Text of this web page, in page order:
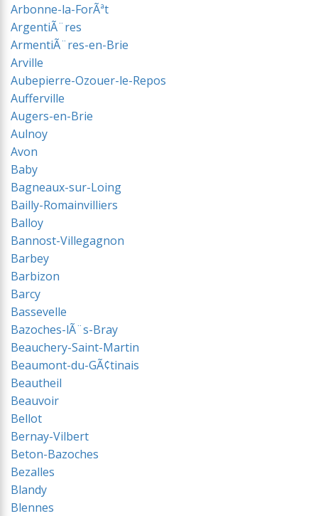
Arbonne-la-ForÃªt
ArgentiÃ¨res
ArmentiÃ¨res-en-Brie
Arville
Aubepierre-Ozouer-le-Repos
Aufferville
Augers-en-Brie
Aulnoy
Avon
Baby
Bagneaux-sur-Loing
Bailly-Romainvilliers
Balloy
Bannost-Villegagnon
Barbey
Barbizon
Barcy
Bassevelle
Bazoches-lÃ¨s-Bray
Beauchery-Saint-Martin
Beaumont-du-GÃ¢tinais
Beautheil
Beauvoir
Bellot
Bernay-Vilbert
Beton-Bazoches
Bezalles
Blandy
Blennes